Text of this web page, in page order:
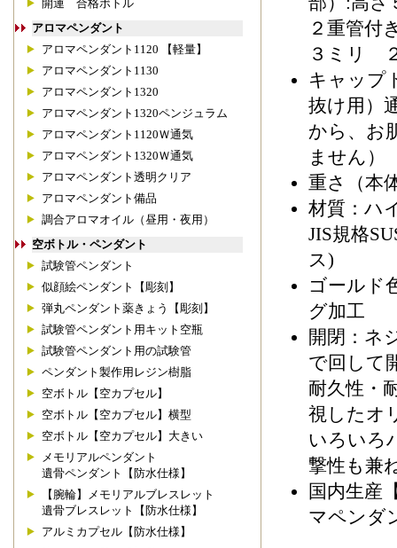
開運 合格ボトル
アロマペンダント
アロマペンダント1120 【軽量】
アロマペンダント1130
アロマペンダント1320
アロマペンダント1320ペンジュラム
アロマペンダント1120Ｗ通気
アロマペンダント1320Ｗ通気
アロマペンダント透明クリア
アロマペンダント備品
調合アロマオイル（昼用・夜用）
空ボトル・ペンダント
試験管ペンダント
似顔絵ペンダント【彫刻】
弾丸ペンダント薬きょう【彫刻】
試験管ペンダント用キット空瓶
試験管ペンダント用の試験管
ペンダント製作用レジン樹脂
空ボトル【空カプセル】
空ボトル【空カプセル】横型
空ボトル【空カプセル】大きい
メモリアルペンダント
遺骨ペンダント【防水仕様】
【腕輪】メモリアルブレスレット
遺骨ブレスレット【防水仕様】
アルミカプセル【防水仕様】
２重管付
３ミリ
キャップ
抜け用）
から、お
ません）
重さ（本
材質：ハ
JIS規格
ス)
ゴールド
グ加工
開閉：ネ
で回して
耐久性・
視したオ
いろいろ
撃性も兼
国内生産
マペンダ